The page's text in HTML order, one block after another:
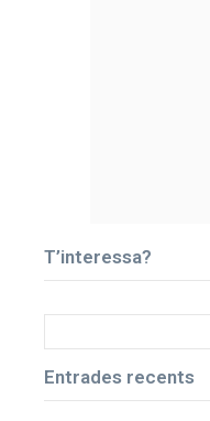
T’interessa?
Entrades recents